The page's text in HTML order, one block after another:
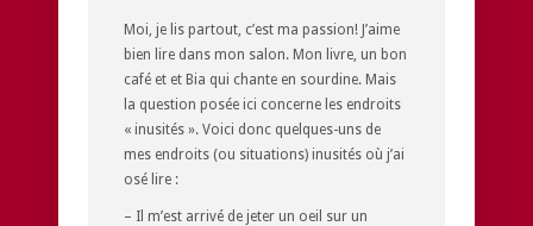
Moi, je lis partout, c’est ma passion! J’aime
bien lire dans mon salon. Mon livre, un bon
café et et Bia qui chante en sourdine. Mais
la question posée ici concerne les endroits
« inusités ». Voici donc quelques-uns de
mes endroits (ou situations) inusités où j’ai
osé lire :
– Il m’est arrivé de jeter un oeil sur un